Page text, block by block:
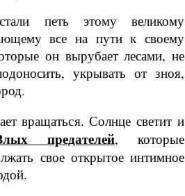
петь этому ве­ликому
все на пути к своему
он вырубает лесами, не
укрывать от зноя,
вращаться. Солнце светит и
пре­дателей, которые
свое открытое интимное